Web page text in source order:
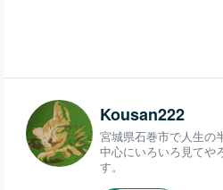
Kousan222
宮城県石巻市で人生の
中心にいろいろ見てや
す。